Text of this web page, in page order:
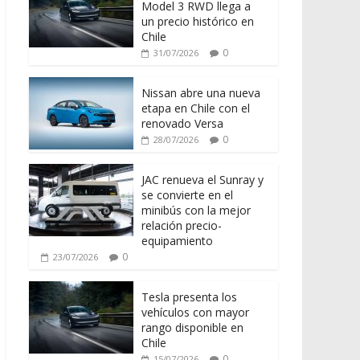
Model 3 RWD llega a
un precio histórico en
Chile
31/07/2026 0
Nissan abre una nueva
etapa en Chile con el
renovado Versa
28/07/2026 0
JAC renueva el Sunray y
se convierte en el
minibús con la mejor
relación precio-
equipamiento
23/07/2026 0
Tesla presenta los
vehículos con mayor
rango disponible en
Chile